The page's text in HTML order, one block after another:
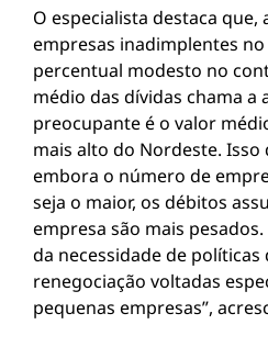
O especialista destaca
empresas inadimplentes
percentual modesto no
médio das dívidas chama a
preocupante é o valor
mais alto do Nordeste.
embora o número de
seja o maior, os débitos
empresa são mais
da necessidade de
renegociação voltadas
pequenas empresas”,